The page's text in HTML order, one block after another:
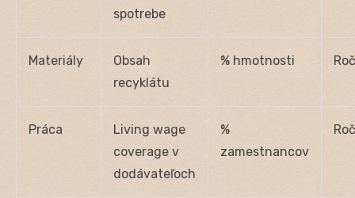
spotrebe
Materiály
Obsah
recyklátu
% hmotnosti
Práca
Living wage
coverage v
dodávateľoch
%
zamestnancov